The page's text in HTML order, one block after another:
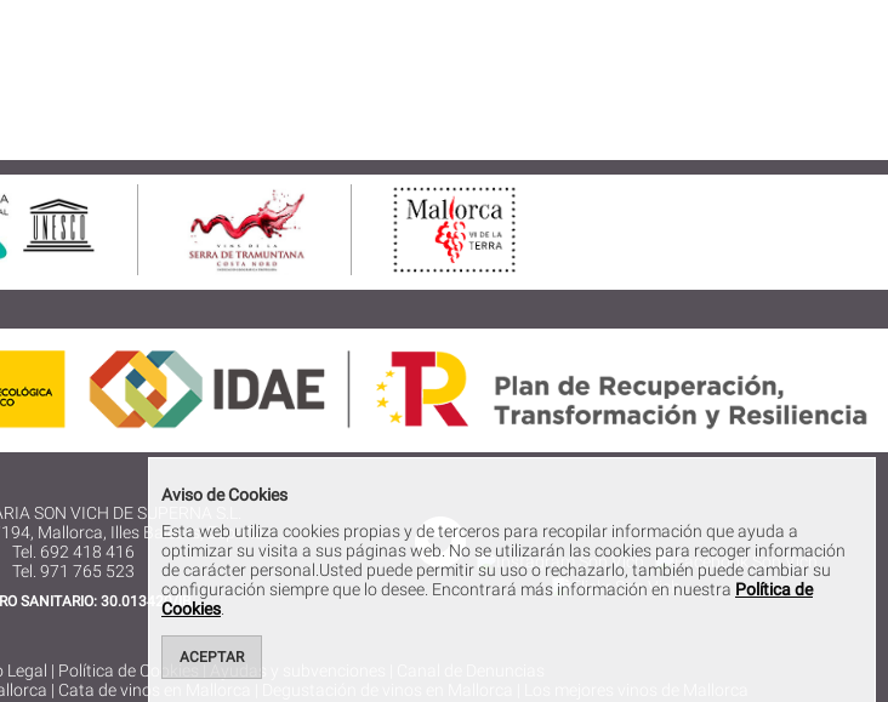
SON VICH DE SUPERNA S.L.
Mallorca, Illes Balears, España
Tel. 692 418 416
Tel. 971 765 523
SANITARIO: 30.013420/IB.
Legal | Política de Cookies
| Cata de vinos en Mallorca
Aviso de Cookies
Esta web utiliza cookies propias y de terceros para recopilar información que ayuda a
optimizar su visita a sus páginas web. No se utilizarán las cookies para recoger información
de carácter personal.Usted puede permitir su uso o rechazarlo, también puede cambiar su
configuración siempre que lo desee. Encontrará más información en nuestra Política de
Cookies
ACEPTAR